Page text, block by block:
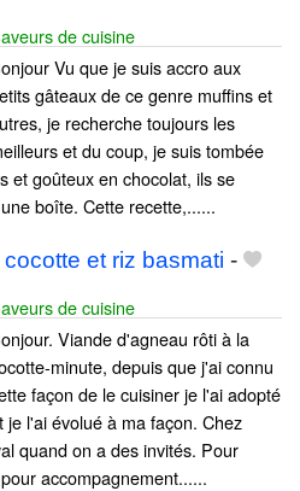
de cuisine
Vu que je suis accro aux
gâteaux de ce genre muffins et
je recherche toujours les
et du coup, je suis tombée
et goûteux en chocolat, ils se
boîte. Cette recette,......
et riz basmati -
de cuisine
Viande d'agneau rôti à la
minute, depuis que j'ai connu
façon de le cuisiner je l'ai adopté
je l'ai évolué à ma façon. Chez
quand on a des invités. Pour
accompagnement......